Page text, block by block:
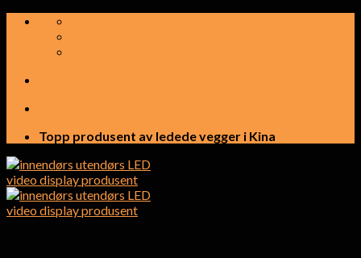
Hopp
Topp produsent av ledede vegger i Kina